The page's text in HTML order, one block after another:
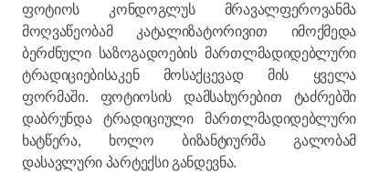
ფოტიოს კონდოგლუს მრავალფეროვანმა
მოღვაწეობამ კატალიზატორივით იმოქმედა
ბერძნული საზოგადოების მართლმადიდებლური
ტრადიციებისაკენ მოსაქცევად მის ყველა
ფორმაში. ფოტიოსის დამსახურებით ტაძრებში
დაბრუნდა ტრადიციული მართლმადიდებლური
ხატწერა, ხოლო ბიზანტიურმა გალობამ
დასავლური პარტექსი განდევნა.